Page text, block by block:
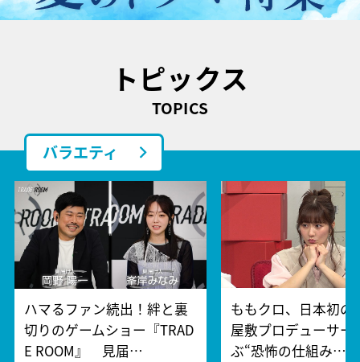
トピックス
TOPICS
バラエティ
ハマるファン続出！絆と裏
切りのゲームショー『TRAD
E ROOM』 見届…
ももクロ、日本初の
屋敷プロデューサー
ぶ“恐怖の仕組み…